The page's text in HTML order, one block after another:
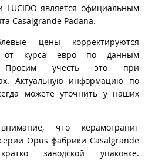
LUCIDO является официальным
Casalgrande Padana.
цены корректируются
от курса евро по данным
Просим учесть это при
Актуальную информацию по
можете уточнить у наших
что керамогранит
Opus фабрики Casalgrande
заводской упаковке.